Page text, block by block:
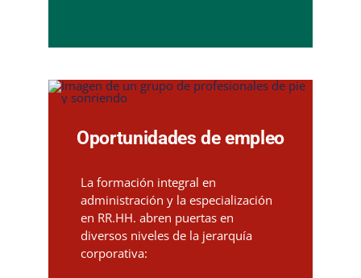
Oportunidades de empleo
La formación integral en
administración y la especialización
en RR.HH. abren puertas en
diversos niveles de la jerarquía
corporativa: